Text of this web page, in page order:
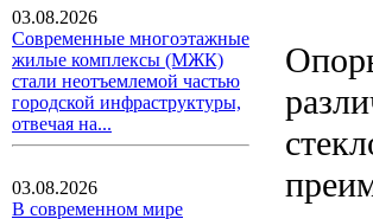
03.08.2026
Современные многоэтажные
жилые комплексы (МЖК)
стали неотъемлемой частью
городской инфраструктуры,
отвечая на...
03.08.2026
В современном мире